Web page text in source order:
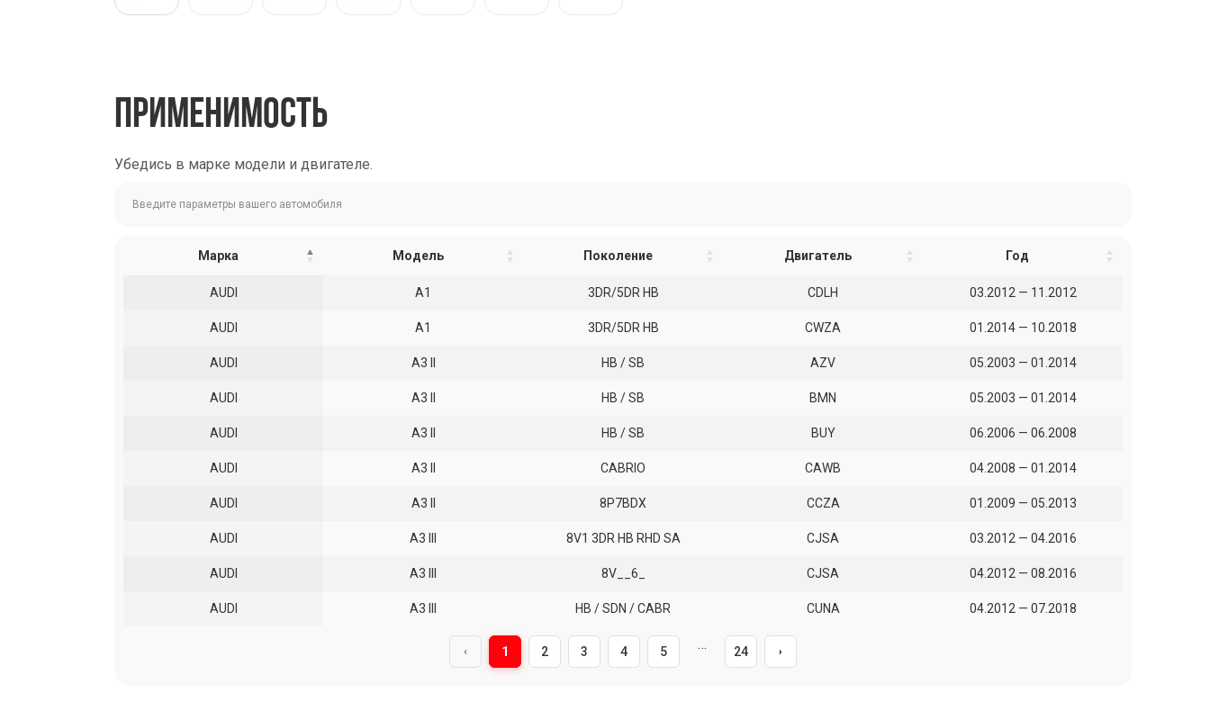
ПРИМЕНИМОСТЬ
Убедись в марке модели и двигателе.
Марка Модель Поколение Двигатель Год
AUDI A1 3DR/5DR HB CDLH 03.2012 — 11.2012
AUDI A1 3DR/5DR HB CWZA 01.2014 — 10.2018
AUDI A3 II HB / SB AZV 05.2003 — 01.2014
AUDI A3 II HB / SB BMN 05.2003 — 01.2014
AUDI A3 II HB / SB BUY 06.2006 — 06.2008
AUDI A3 II CABRIO CAWB 04.2008 — 01.2014
AUDI A3 II 8P7BDX CCZA 01.2009 — 05.2013
AUDI A3 III 8V1 3DR HB RHD SA CJSA 03.2012 — 04.2016
AUDI A3 III 8V__6_ CJSA 04.2012 — 08.2016
AUDI A3 III HB / SDN / CABR CUNA 04.2012 — 07.2018
‹ 1 2 3 4 5 … 24 ›